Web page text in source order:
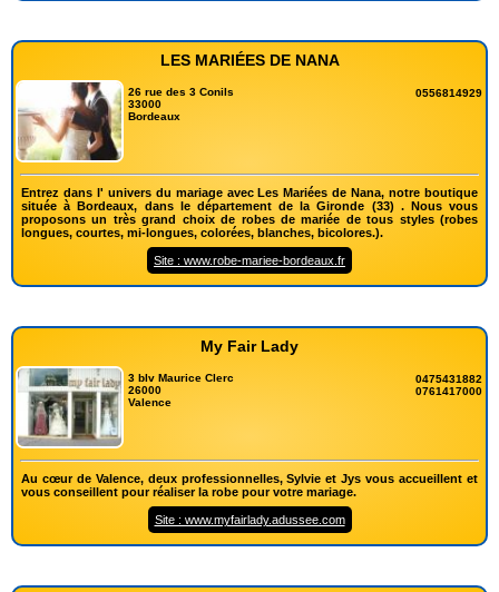
LES MARIÉES DE NANA
26 rue des 3 Conils
33000
Bordeaux
0556814929
Entrez dans l' univers du mariage avec Les Mariées de Nana, notre boutique
située à Bordeaux, dans le département de la Gironde (33) . Nous vous
proposons un très grand choix de robes de mariée de tous styles (robes
longues, courtes, mi-longues, colorées, blanches, bicolores.).
Site : www.robe-mariee-bordeaux.fr
My Fair Lady
3 blv Maurice Clerc
26000
Valence
0475431882
0761417000
Au cœur de Valence, deux professionnelles, Sylvie et Jys vous accueillent et
vous conseillent pour réaliser la robe pour votre mariage.
Site : www.myfairlady.adussee.com